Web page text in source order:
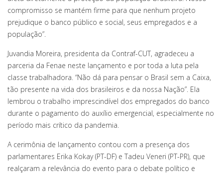
compromisso se mantém firme para que nenhum projeto
prejudique o banco público e social, seus empregados e a
população”.
Juvandia Moreira, presidenta da Contraf-CUT, agradeceu a
parceria da Fenae neste lançamento e por toda a luta pela
classe trabalhadora. “Não dá para pensar o Brasil sem a Caixa,
tão presente na vida dos brasileiros e da nossa Nação”. Ela
lembrou o trabalho imprescindível dos empregados do banco
durante o pagamento do auxílio emergencial, especialmente no
período mais crítico da pandemia.
A cerimônia de lançamento contou com a presença dos
parlamentares Erika Kokay (PT-DF) e Tadeu Veneri (PT-PR), que
realçaram a relevância do evento para o debate político e